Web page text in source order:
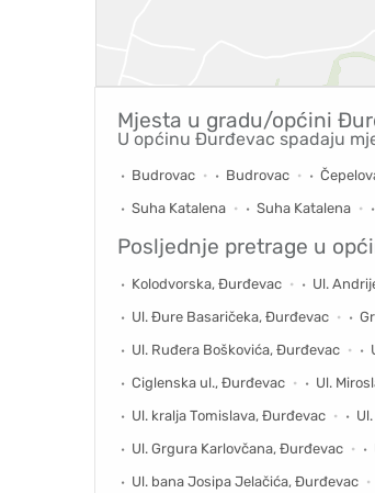
Mjesta u gradu/općini
U općinu Đurđevac spadaju
Budrovac Budrovac
Suha Katalena
Suha Katalena
Posljednje pretrage u
Kolodvorska, Đurđevac Ul.
Ul. Đure Basaričeka, Đurđevac
Ul. Ruđera Boškovića, Đurđevac
Ciglenska ul., Đurđevac
Ul.
Ul. kralja Tomislava, Đurđevac
Ul. Grgura Karlovčana, Đurđevac
Ul. bana Josipa Jelačića, Đurđevac